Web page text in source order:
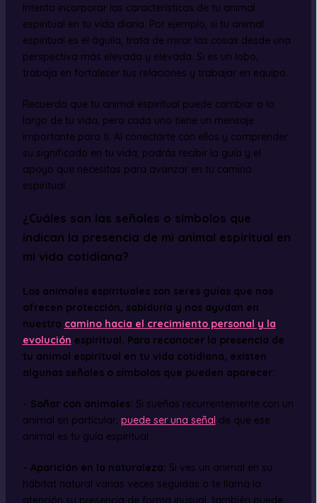
Intenta incorporar las características de tu animal
espiritual en tu vida diaria. Por ejemplo, si tu animal
espiritual es el águila, trata de mirar las cosas desde una
perspectiva más elevada y elevada. Si es un lobo,
trabaja en fortalecer tus relaciones y trabajar en equipo.
Recuerda que tu animal espiritual puede cambiar a lo
largo de tu vida, pero cada uno tiene un mensaje
importante para ti. Al conectarte con ellos y comprender
su significado en tu vida, podrás recibir la guía y el
apoyo que necesitas para avanzar en tu camino
espiritual.
¿Cuáles son las señales o símbolos que
indican la presencia de mi animal espiritual en
mi vida cotidiana?
Los animales espirituales son seres guías que nos
ofrecen protección, sabiduría y nos ayudan en
nuestro camino hacia el crecimiento personal y la
evolución espiritual. Para reconocer la presencia de
tu animal espiritual en tu vida cotidiana, existen
algunas señales o símbolos que pueden aparecer:
– Soñar con animales: Si sueñas recurrentemente con un
animal en particular, puede ser una señal de que ese
animal es tu guía espiritual.
– Aparición en la naturaleza: Si ves un animal en su
hábitat natural varias veces seguidas o te llama la